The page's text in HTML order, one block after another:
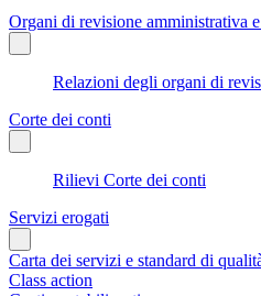
Organi di revisione amministrativa
Relazioni degli organi di
Corte dei conti
Rilievi Corte dei conti
Servizi erogati
Carta dei servizi e standard di
Class action